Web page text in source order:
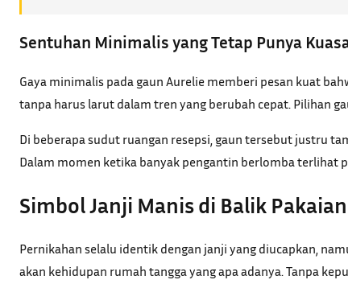
Sentuhan Minimalis yang Tetap Punya
Gaya minimalis pada gaun Aurelie memberi pesan kuat
tanpa harus larut dalam tren yang berubah cepat. Pilihan
Di beberapa sudut ruangan resepsi, gaun tersebut justru
Dalam momen ketika banyak pengantin berlomba terlihat
Simbol Janji Manis di Balik
Pernikahan selalu identik dengan janji yang diucapkan,
akan kehidupan rumah tangga yang apa adanya. Tanpa